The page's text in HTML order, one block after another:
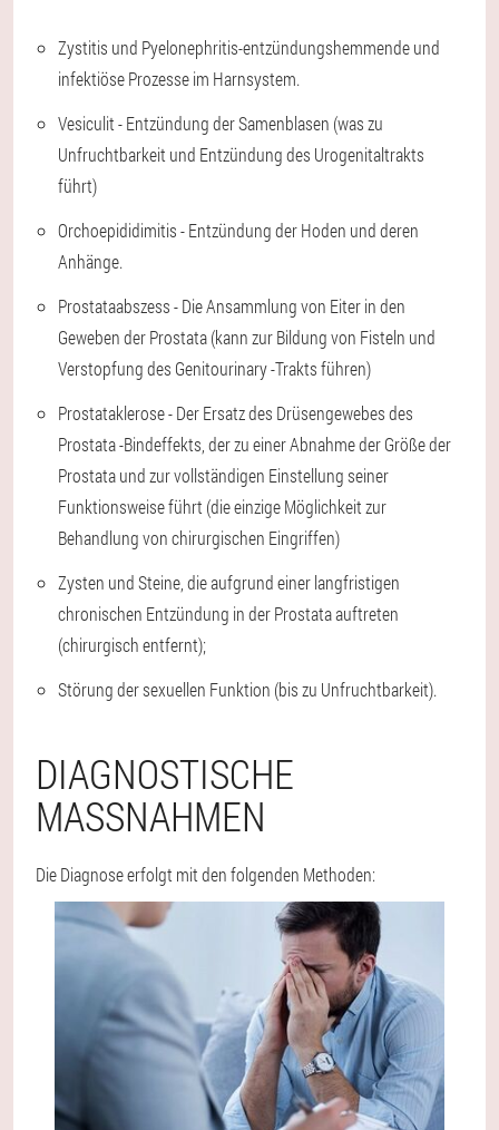
Zystitis und Pyelonephritis-entzündungshemmende und
infektiöse Prozesse im Harnsystem.
Vesiculit - Entzündung der Samenblasen (was zu
Unfruchtbarkeit und Entzündung des Urogenitaltrakts
führt)
Orchoepididimitis - Entzündung der Hoden und deren
Anhänge.
Prostataabszess - Die Ansammlung von Eiter in den
Geweben der Prostata (kann zur Bildung von Fisteln und
Verstopfung des Genitourinary -Trakts führen)
Prostataklerose - Der Ersatz des Drüsengewebes des
Prostata -Bindeffekts, der zu einer Abnahme der Größe der
Prostata und zur vollständigen Einstellung seiner
Funktionsweise führt (die einzige Möglichkeit zur
Behandlung von chirurgischen Eingriffen)
Zysten und Steine, die aufgrund einer langfristigen
chronischen Entzündung in der Prostata auftreten
(chirurgisch entfernt);
Störung der sexuellen Funktion (bis zu Unfruchtbarkeit).
DIAGNOSTISCHE
MASSNAHMEN
Die Diagnose erfolgt mit den folgenden Methoden: